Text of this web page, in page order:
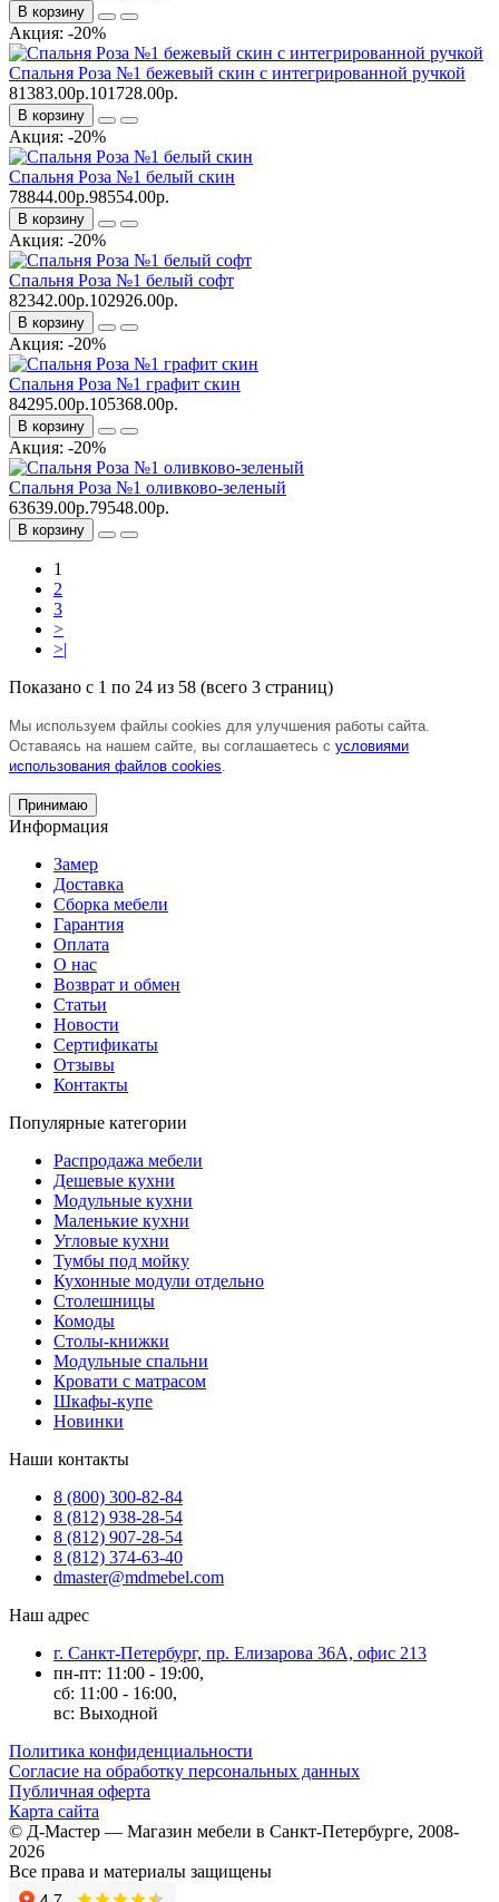
В корзину
Акция: -20%
Спальня Роза №1 бежевый скин с интегрированной ручкой
81383.00р.101728.00р.
В корзину
Акция: -20%
Спальня Роза №1 белый скин
78844.00р.98554.00р.
В корзину
Акция: -20%
Спальня Роза №1 белый софт
82342.00р.102926.00р.
В корзину
Акция: -20%
Спальня Роза №1 графит скин
84295.00р.105368.00р.
В корзину
Акция: -20%
Спальня Роза №1 оливково-зеленый
63639.00р.79548.00р.
В корзину
1
2
3
>
>|
Показано с 1 по 24 из 58 (всего 3 страниц)
Мы используем файлы cookies для улучшения работы сайта.
Оставаясь на нашем сайте, вы соглашаетесь с условиями
использования файлов cookies
Принимаю
Информация
Замер
Доставка
Сборка мебели
Гарантия
Оплата
О нас
Возврат и обмен
Статьи
Новости
Сертификаты
Отзывы
Контакты
Популярные категории
Распродажа мебели
Дешевые кухни
Модульные кухни
Маленькие кухни
Угловые кухни
Тумбы под мойку
Кухонные модули отдельно
Столешницы
Комоды
Столы-книжки
Модульные спальни
Кровати с матрасом
Шкафы-купе
Новинки
Наши контакты
8 (800) 300-82-84
8 (812) 938-28-54
8 (812) 907-28-54
8 (812) 374-63-40
dmaster@mdmebel.com
Наш адрес
г. Санкт-Петербург, пр. Елизарова 36А, офис 213
пн-пт: 11:00 - 19:00,
сб: 11:00 - 16:00,
вс: Выходной
Политика конфиденциальности
Согласие на обработку персональных данных
Публичная оферта
Карта сайта
© Д-Мастер — Магазин мебели в Санкт-Петербурге, 2008-
2026
Все права и материалы защищены